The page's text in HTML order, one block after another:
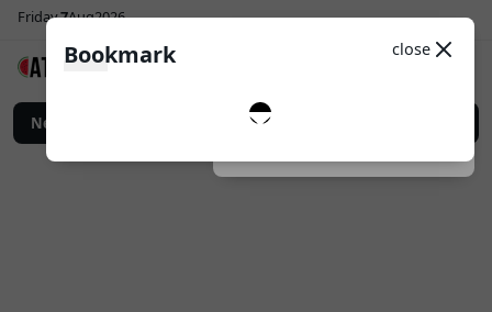
Friday7Aug2026
Light
Newsuntuk Promosi Bisnis yang Lebih Efektif
Bookmark close